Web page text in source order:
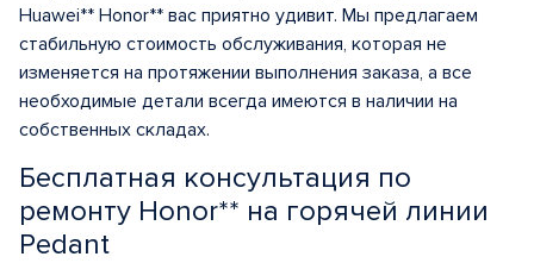
Huawei** Honor** вас приятно удивит. Мы предлагаем
стабильную стоимость обслуживания, которая не
изменяется на протяжении выполнения заказа, а все
необходимые детали всегда имеются в наличии на
собственных складах.
Бесплатная консультация по
ремонту Honor** на горячей линии
Pedant